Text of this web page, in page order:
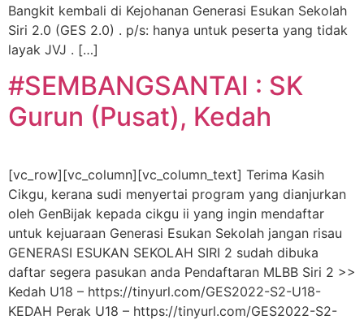
Bangkit kembali di Kejohanan Generasi Esukan Sekolah
Siri 2.0 (GES 2.0) . p/s: hanya untuk peserta yang tidak
layak JVJ . […]
#SEMBANGSANTAI : SK
Gurun (Pusat), Kedah
[vc_row][vc_column][vc_column_text] Terima Kasih
Cikgu, kerana sudi menyertai program yang dianjurkan
oleh GenBijak kepada cikgu ii yang ingin mendaftar
untuk kejuaraan Generasi Esukan Sekolah jangan risau
GENERASI ESUKAN SEKOLAH SIRI 2 sudah dibuka
daftar segera pasukan anda Pendaftaran MLBB Siri 2 >>
Kedah U18 – https://tinyurl.com/GES2022-S2-U18-
KEDAH Perak U18 – https://tinyurl.com/GES2022-S2-